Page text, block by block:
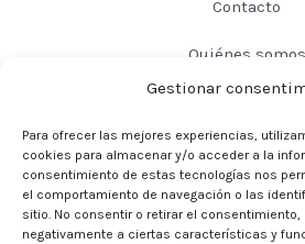
Gestionar
Para ofrecer las mejores experiencias,
cookies para almacenar y/o acceder a la
consentimiento de estas tecnologías nos
el comportamiento de navegación o las
sitio. No consentir o retirar el
negativamente a ciertas características y
Contacto
Quiénes somos
Política de
Política de